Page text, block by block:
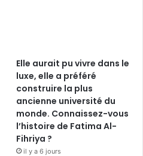
Elle aurait pu vivre dans le
luxe, elle a préféré
construire la plus
ancienne université du
monde. Connaissez-vous
l’histoire de Fatima Al-
Fihriya ?
il y a 6 jours